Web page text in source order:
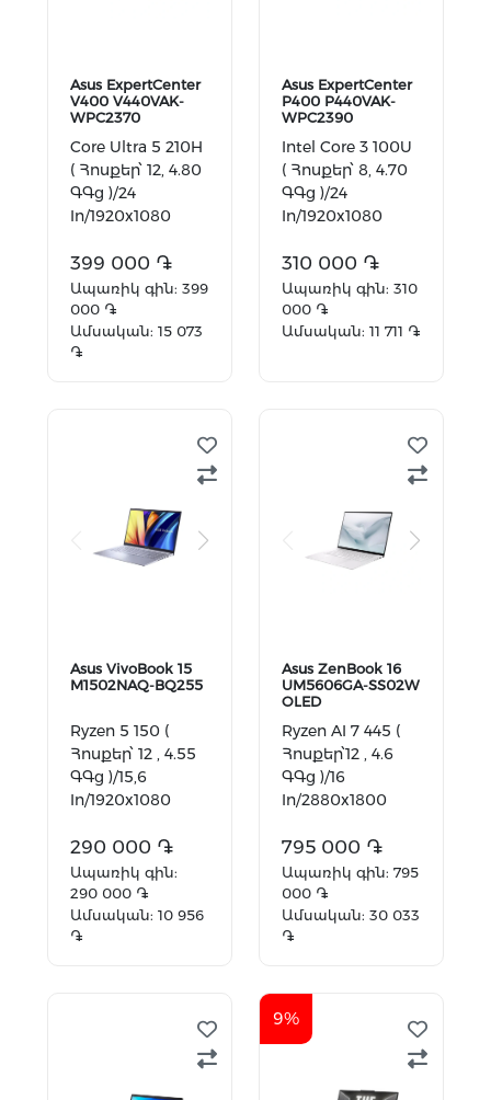
Asus ExpertCenter
V400 V440VAK-
WPC2370
Core Ultra 5 210H
( Հոսքեր՝ 12, 4.80
ԳԳց )/24
In/1920x1080
DDR5 /512
GB/Intel UHD
Grap...
399 000 ֏
Ապառիկ գին: 399
000 ֏
Ամսական: 15 073
֏
Asus ExpertCenter
P400 P440VAK-
WPC2390
Intel Core 3 100U
( Հոսքեր՝ 8, 4.70
ԳԳց )/24
In/1920x1080
DDR5 /512
GB/Intel UHD
Graph...
310 000 ֏
Ապառիկ գին: 310
000 ֏
Ամսական: 11 711 ֏
Asus VivoBook 15
M1502NAQ-BQ255
Ryzen 5 150 (
Հոսքեր՝ 12 , 4.55
ԳԳց )/15,6
In/1920x1080
DDR5/512
GB/Radeon
Integrated
290 000 ֏
Ապառիկ գին:
290 000 ֏
Ամսական: 10 956
֏
Asus ZenBook 16
UM5606GA-SS02W
OLED
Ryzen AI 7 445 (
Հոսքեր՝12 , 4.6
ԳԳց )/16
In/2880x1800
DDR5/1
TB/Radeon
Integrated
795 000 ֏
Ապառիկ գին: 795
000 ֏
Ամսական: 30 033
֏
9%